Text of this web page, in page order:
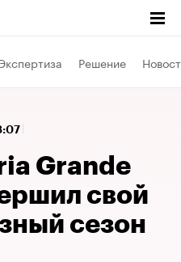
Решение
Grande
свой
сезон